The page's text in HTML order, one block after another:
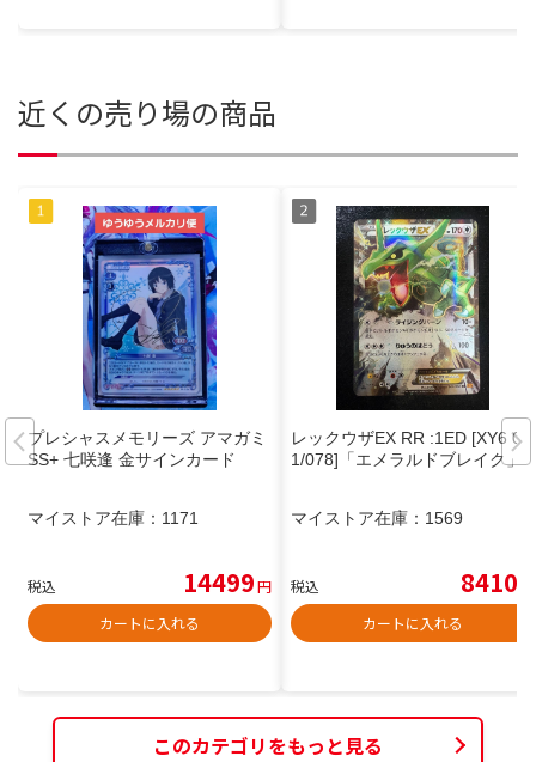
近くの売り場の商品
プレシャスメモリーズ アマガミ
SS+ 七咲逢 金サインカード
マイストア在庫： 1171
税込 14499円
カートに入れる
レックウザEX RR :1ED [XY6 06
1/078]「エメラルドブレイク」
マイストア在庫： 1569
税込 8410
カートに入れる
このカテゴリをもっと見る